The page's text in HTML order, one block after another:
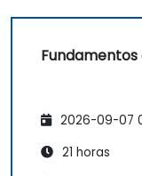
2026-09-07
21 horas